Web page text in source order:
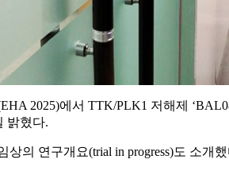
2025)에서 TTK/PLK1 저해제
밝혔다.
의 연구개요(trial in progress)도 소개했